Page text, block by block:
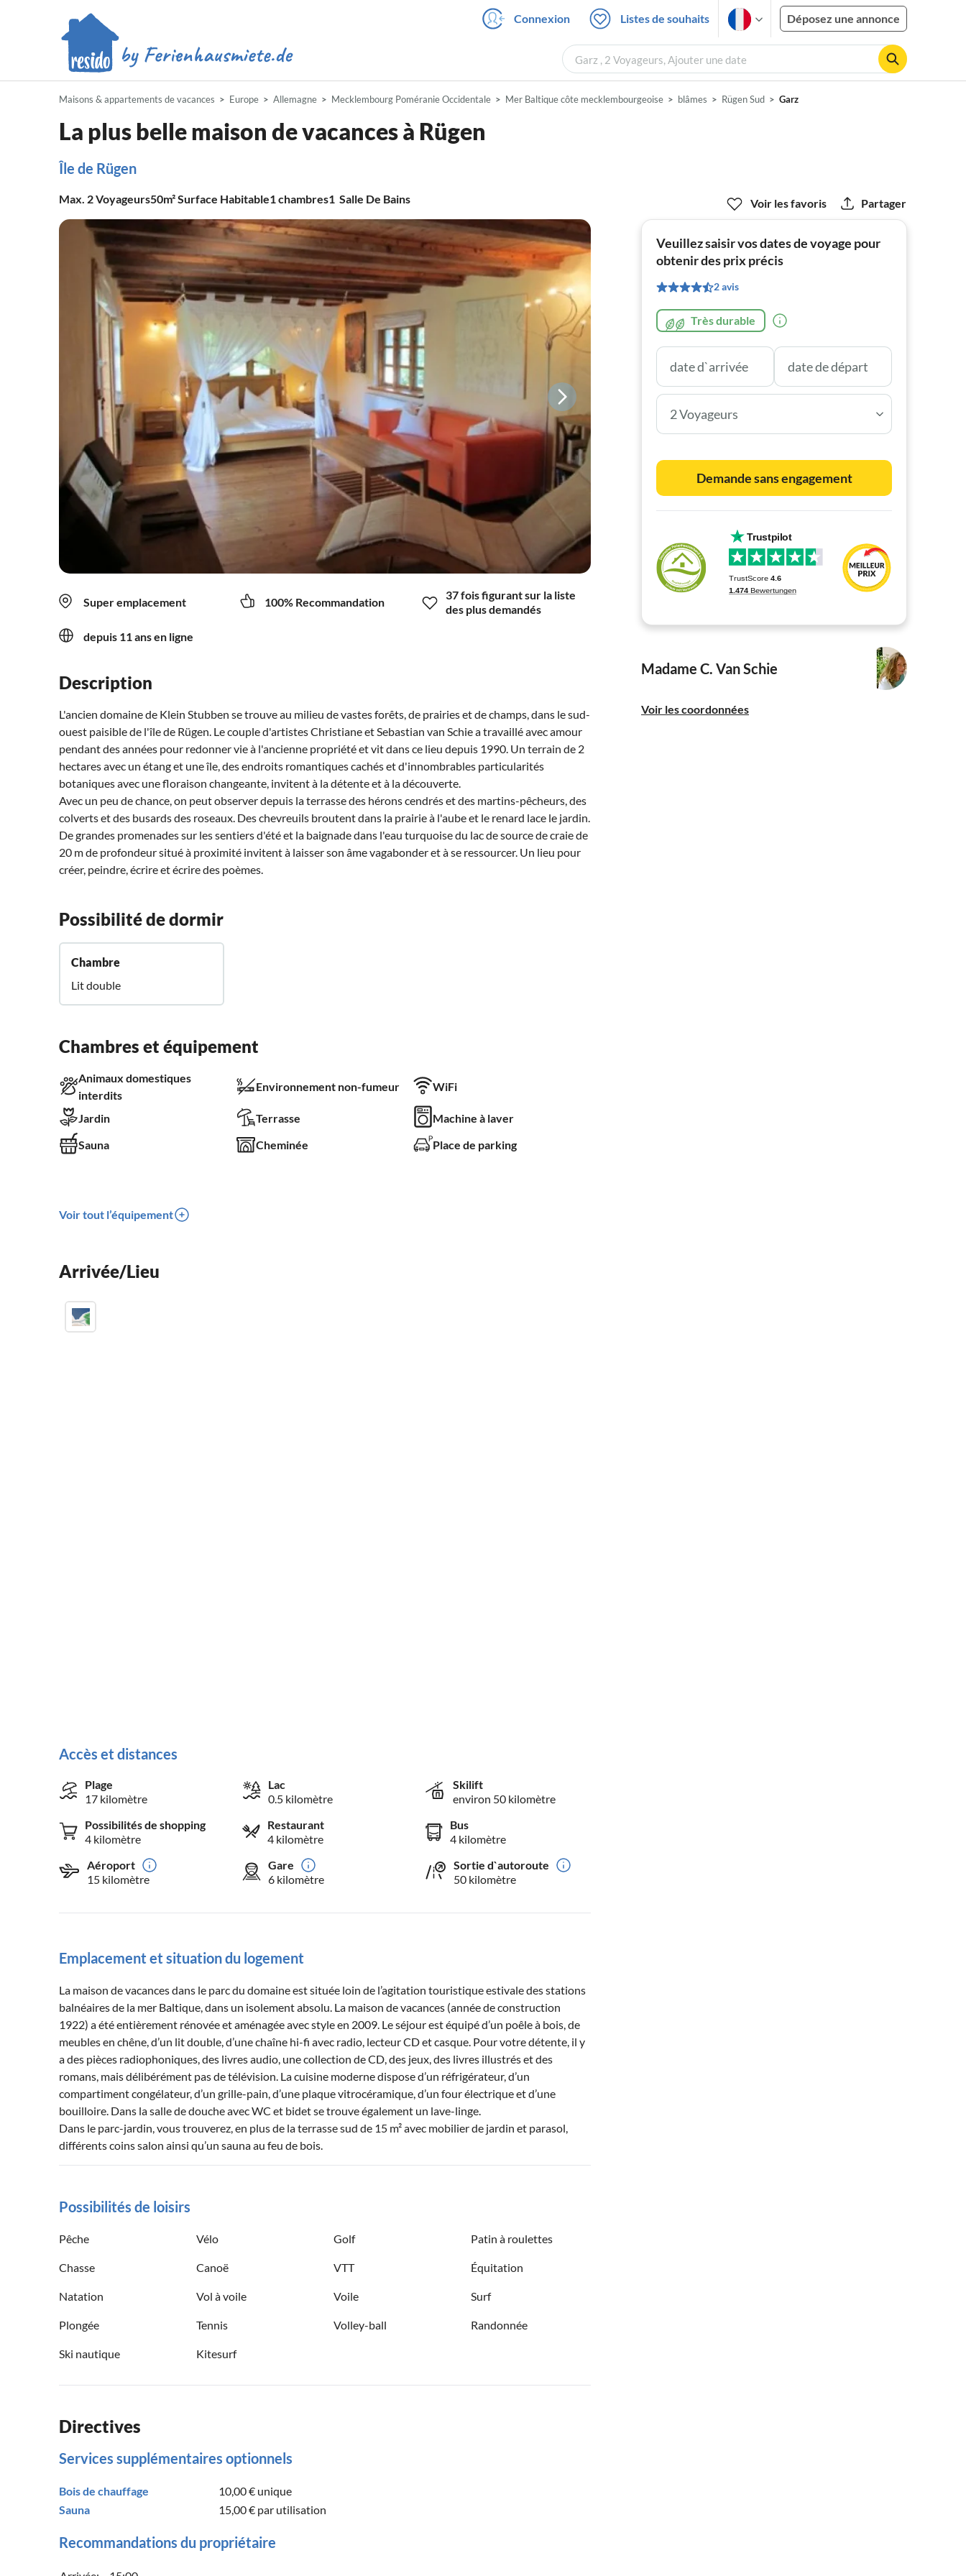
Connexion Listes de souhaits Déposez une annonce
Garz , 2 Voyageurs, Ajouter une date
Maisons & appartements de vacances Europe Allemagne Mecklembourg Poméranie Occidentale Mer Baltique côte mecklembourgeoise blâmes Rügen Sud Garz
La plus belle maison de vacances à Rügen
Île de Rügen
Max. 2Voyageurs50m²Surface Habitable1chambres1 Salle De Bains
Super emplacement 100% Recommandation
37 fois figurant sur la liste
des plus demandés
depuis 11 ans en ligne
Description
L'ancien domaine de Klein Stubben se trouve au milieu de vastes forêts, de prairies et de champs, dans le sud-
ouest paisible de l'île de Rügen. Le couple d'artistes Christiane et Sebastian van Schie a travaillé avec amour
pendant des années pour redonner vie à l'ancienne propriété et vit dans ce lieu depuis 1990. Un terrain de 2
hectares avec un étang et une île, des endroits romantiques cachés et d'innombrables particularités
botaniques avec une floraison changeante, invitent à la détente et à la découverte.
Avec un peu de chance, on peut observer depuis la terrasse des hérons cendrés et des martins-pêcheurs, des
colverts et des busards des roseaux. Des chevreuils broutent dans la prairie à l'aube et le renard lace le jardin.
De grandes promenades sur les sentiers d'été et la baignade dans l'eau turquoise du lac de source de craie de
20 m de profondeur situé à proximité invitent à laisser son âme vagabonder et à se ressourcer. Un lieu pour
créer, peindre, écrire et écrire des poèmes.
Possibilité de dormir
Chambre
Lit double
Chambres et équipement
Animaux domestiques
interdits
Environnement non-fumeur WiFi
Jardin Terrasse
Machine à laver
Sauna
Cheminée Place de parking
Voir tout l’équipement
Arrivée/Lieu
Accès et distances
Plage
17 kilomètre
Lac
0.5 kilomètre
Skilift
environ 50 kilomètre
Possibilités de shopping
4 kilomètre
Restaurant
4 kilomètre
Bus
4 kilomètre
Aéroport
15 kilomètre
Gare
6 kilomètre
Sortie d`autoroute
50 kilomètre
Emplacement et situation du logement
La maison de vacances dans le parc du domaine est située loin de l’agitation touristique estivale des stations
balnéaires de la mer Baltique, dans un isolement absolu. La maison de vacances (année de construction
1922) a été entièrement rénovée et aménagée avec style en 2009. Le séjour est équipé d’un poêle à bois, de
meubles en chêne, d’un lit double, d’une chaîne hi-fi avec radio, lecteur CD et casque. Pour votre détente, il y
a des pièces radiophoniques, des livres audio, une collection de CD, des jeux, des livres illustrés et des
romans, mais délibérément pas de télévision. La cuisine moderne dispose d’un réfrigérateur, d’un
compartiment congélateur, d’un grille-pain, d’une plaque vitrocéramique, d’un four électrique et d’une
bouilloire. Dans la salle de douche avec WC et bidet se trouve également un lave-linge.
Dans le parc-jardin, vous trouverez, en plus de la terrasse sud de 15 m² avec mobilier de jardin et parasol,
différents coins salon ainsi qu’un sauna au feu de bois.
Possibilités de loisirs
Pêche Vélo Golf Patin à roulettes
Chasse Canoë VTT Équitation
Natation Vol à voile Voile Surf
Plongée Tennis Volley-ball Randonnée
Ski nautique Kitesurf
Directives
Services supplémentaires optionnels
Bois de chauffage 10,00 € unique
Sauna
15,00 € par utilisation
Recommandations du propriétaire
Voir les favoris Partager
Veuillez saisir vos dates de voyage pour
obtenir des prix précis
2 avis
Très durable
2 Voyageurs
Demande sans engagement
Madame C. Van Schie
Voir les coordonnées